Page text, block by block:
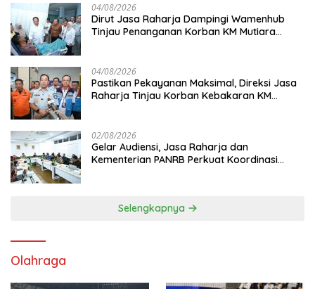
04/08/2026
Dirut Jasa Raharja Dampingi Wamenhub
Tinjau Penanganan Korban KM Mutiara
04/08/2026
Pastikan Pekayanan Maksimal, Direksi Jasa
Raharja Tinjau Korban Kebakaran KM
02/08/2026
Gelar Audiensi, Jasa Raharja dan
Kementerian PANRB Perkuat Koordinasi
Selengkapnya
Olahraga